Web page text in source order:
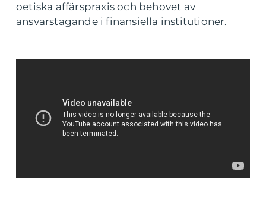
oetiska affärspraxis och behovet av
ansvarstagande i finansiella institutioner.